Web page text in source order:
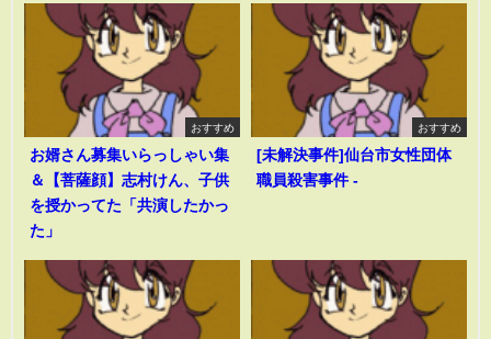
おすすめ
お婿さん募集いらっしゃい集
＆【菩薩顔】志村けん、子供
を授かってた「共演したかっ
た」
おすすめ
[未解決事件]仙台市女性団体
職員殺害事件 -